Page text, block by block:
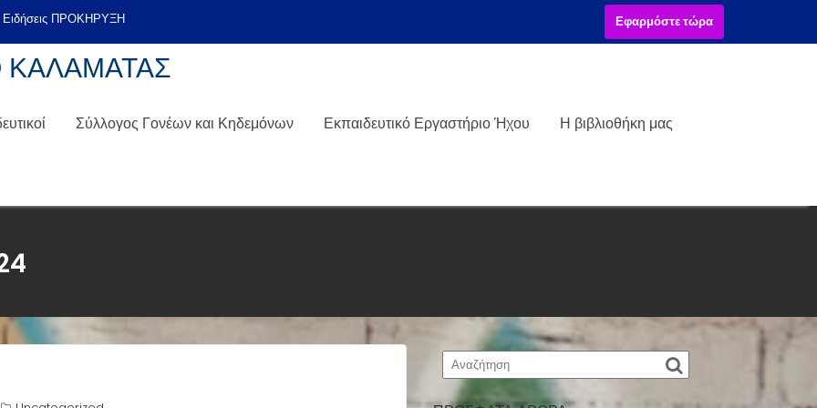
Εφαρμόστε τώρα
ΚΑΛΑΜΑΤΑΣ
Σύλλογος Γονέων και Κηδεμόνων Εκπαιδευτικό Εργαστήριο Ήχου Η βιβλιοθήκη μας